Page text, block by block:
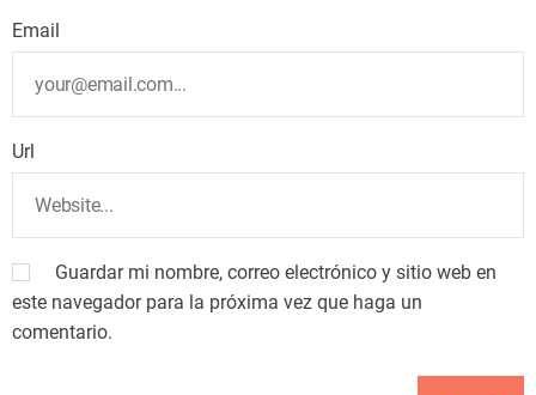
Email
Url
Guardar mi nombre, correo electrónico y sitio web en
este navegador para la próxima vez que haga un
comentario.